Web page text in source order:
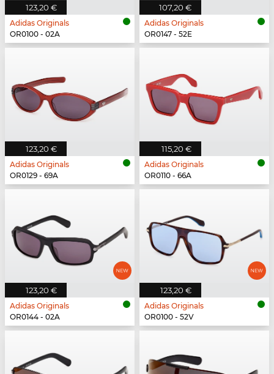
123,20 €
Adidas Originals
OR0100 - 02A
107,20 €
Adidas Originals
OR0147 - 52E
123,20 €
Adidas Originals
OR0129 - 69A
115,20 €
Adidas Originals
OR0110 - 66A
123,20 €
Adidas Originals
OR0144 - 02A
123,20 €
Adidas Originals
OR0100 - 52V